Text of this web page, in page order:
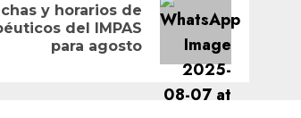
y horarios de
del IMPAS
para agosto